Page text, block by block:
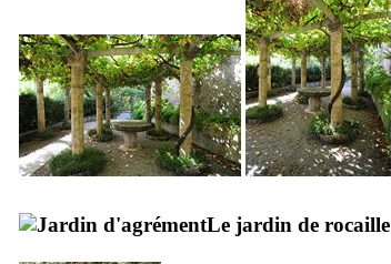
Le jardin de rocaille